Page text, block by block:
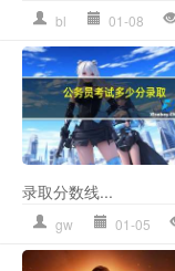
bl 01-08
录取分数线...
gw 01-05